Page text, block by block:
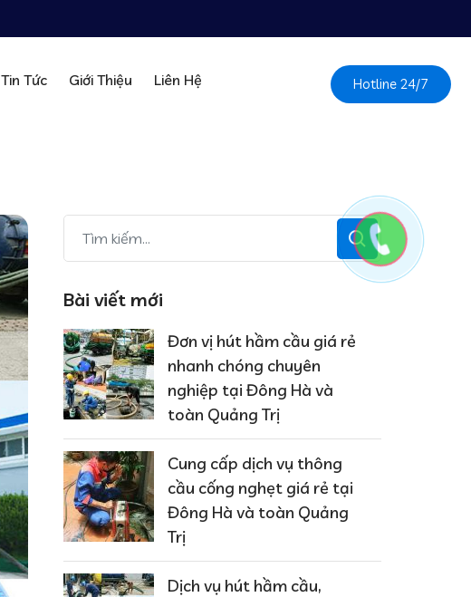
Tin Tức Giới Thiệu Liên Hệ Hotline 24/7
Bài viết mới
Đơn vị hút hầm cầu giá rẻ
nhanh chóng chuyên
nghiệp tại Đông Hà và
toàn Quảng Trị
Cung cấp dịch vụ thông
cầu cống nghẹt giá rẻ tại
Đông Hà và toàn Quảng
Trị
Dịch vụ hút hầm cầu,